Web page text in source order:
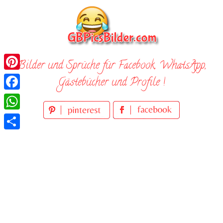
Bilder und Sprüche für Facebook, WhatsApp,
Gästebücher und Profile !
Pinterest
Facebook
WhatsApp